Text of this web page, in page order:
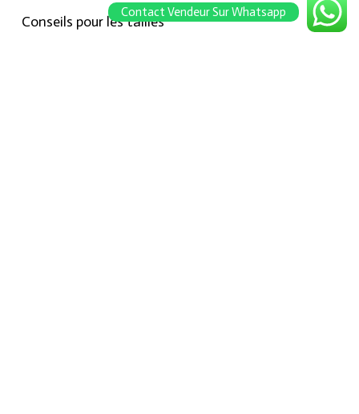
Conseils pour les tailles
Contact Vendeur Sur Whatsapp